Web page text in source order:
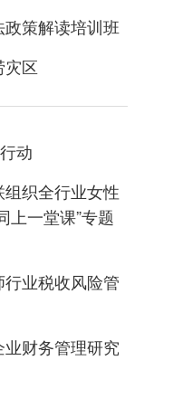
策解读培训班
灾区
动
织全行业女性
上一堂课”专题
业税收风险管
财务管理研究